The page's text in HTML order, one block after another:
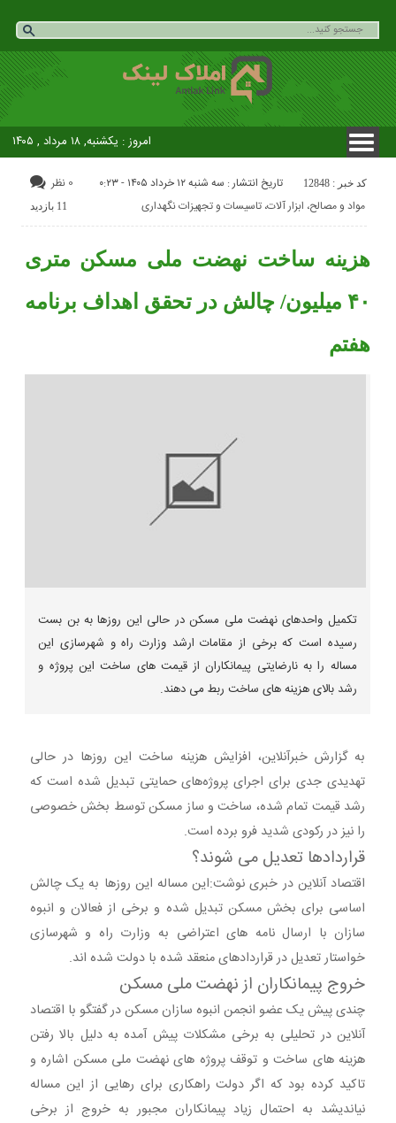
امروز : یکشنبه, ۱۸ مرداد , ۱۴۰۵
کد خبر : 12848 تاریخ انتشار : سه شنبه ۱۲ خرداد ۱۴۰۵ - ۰:۲۳
0 نظر
مواد و مصالح، ابزار آلات، تاسیسات و تجهیزات نگهداری
11 بازدید
هزینه ساخت نهضت ملی مسکن متری
۴۰ میلیون/ چالش در تحقق اهداف برنامه
هفتم
تکمیل واحدهای نهضت ملی مسکن در حالی این روزها به بن بست
رسیده است که برخی از مقامات ارشد وزارت راه و شهرسازی این
مساله را به نارضایتی پیمانکاران از قیمت های ساخت این پروژه و
رشد بالای هزینه های ساخت ربط می دهند.
به گزارش خبرآنلاین، افزایش هزینه ساخت این روزها در حالی
تهدیدی جدی برای اجرای پروژه‌های حمایتی تبدیل شده است که
رشد قیمت تمام شده، ساخت و ساز مسکن توسط بخش خصوصی
را نیز در رکودی شدید فرو برده است.
قراردادها تعدیل می شوند؟
اقتصاد آنلاین در خبری نوشت:این مساله این روزها به یک چالش
اساسی برای بخش مسکن تبدیل شده و برخی از فعالان و انبوه
سازان با ارسال نامه های اعتراضی به وزارت راه و شهرسازی
خواستار تعدیل در قراردادهای منعقد شده با دولت شده اند.
خروج پیمانکاران از نهضت ملی مسکن
چندی پیش یک عضو انجمن انبوه سازان مسکن در گفتگو با اقتصاد
آنلاین در تحلیلی به برخی مشکلات پیش آمده به دلیل بالا رفتن
هزینه های ساخت و توقف پروژه های نهضت ملی مسکن اشاره و
تاکید کرده بود که اگر دولت راهکاری برای رهایی از این مساله
نیاندیشد به احتمال زیاد پیمانکاران مجبور به خروج از برخی